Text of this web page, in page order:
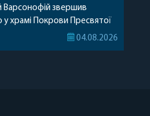
Варсонофій звершив
у храмі Покрови Пресвятої
Барського благочиння.
04.08.2026